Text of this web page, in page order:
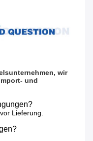
wir
und
Lieferung.